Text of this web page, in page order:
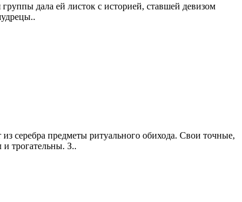
дала ей листок с историей, ставшей девизом
серебра предметы ритуального обихода. Свои точные,
трогательны. З..